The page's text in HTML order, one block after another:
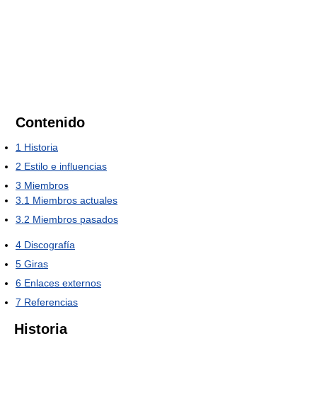
Contenido
1 Historia
2 Estilo e influencias
3 Miembros
3.1 Miembros actuales
3.2 Miembros pasados
4 Discografía
5 Giras
6 Enlaces externos
7 Referencias
Historia